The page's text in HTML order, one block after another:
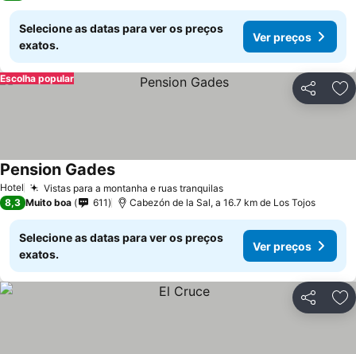
Selecione as datas para ver os preços
exatos.
Ver preços
Partilhar
Escolha popular
Hotel Vistas para a montanha e ruas tranquilas
Pension Gades
8,3 Muito boa 611 Cabezón de la Sal, a 16.7 km de Los Tojos
Selecione as datas para ver os preços
exatos.
Ver preços
Partilhar